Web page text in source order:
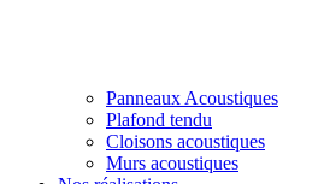
Panneaux Acoustiques
Plafond tendu
Cloisons acoustiques
Murs acoustiques